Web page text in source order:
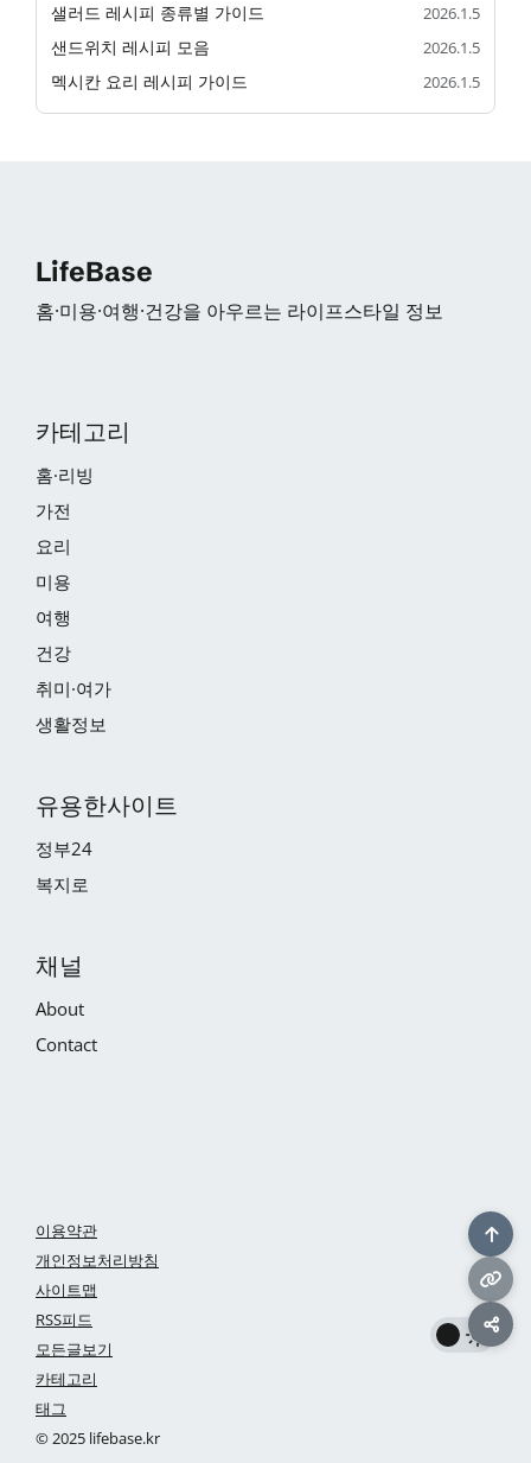
샐러드 레시피 종류별 가이드 2026.1.5
샌드위치 레시피 모음 2026.1.5
멕시칸 요리 레시피 가이드 2026.1.5
LifeBase
홈·미용·여행·건강을 아우르는 라이프스타일 정보
카테고리
홈·리빙
가전
요리
미용
여행
건강
취미·여가
생활정보
유용한사이트
정부24
복지로
채널
About
Contact
이용약관
개인정보처리방침
사이트맵
RSS피드
모든글보기
카테고리
태그
© 2025 lifebase.kr